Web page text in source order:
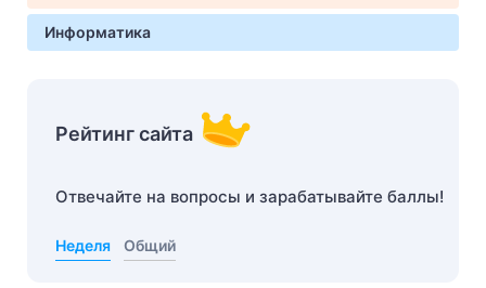
Информатика
Рейтинг сайта
Отвечайте на вопросы и зарабатывайте баллы!
Неделя Общий